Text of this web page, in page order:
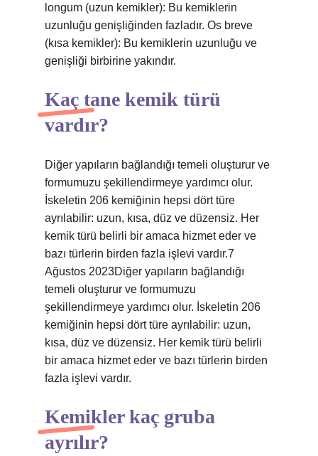
longum (uzun kemikler): Bu kemiklerin
uzunluğu genişliğinden fazladır. Os breve
(kısa kemikler): Bu kemiklerin uzunluğu ve
genişliği birbirine yakındır.
Kaç tane kemik türü
vardır?
Diğer yapıların bağlandığı temeli oluşturur ve
formumuzu şekillendirmeye yardımcı olur.
İskeletin 206 kemiğinin hepsi dört türe
ayrılabilir: uzun, kısa, düz ve düzensiz. Her
kemik türü belirli bir amaca hizmet eder ve
bazı türlerin birden fazla işlevi vardır.7
Ağustos 2023Diğer yapıların bağlandığı
temeli oluşturur ve formumuzu
şekillendirmeye yardımcı olur. İskeletin 206
kemiğinin hepsi dört türe ayrılabilir: uzun,
kısa, düz ve düzensiz. Her kemik türü belirli
bir amaca hizmet eder ve bazı türlerin birden
fazla işlevi vardır.
Kemikler kaç gruba
ayrılır?